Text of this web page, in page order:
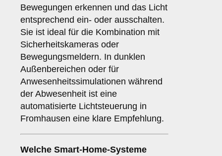
Bewegungen erkennen und das Licht
entsprechend ein- oder ausschalten.
Sie ist ideal für die Kombination mit
Sicherheitskameras oder
Bewegungsmeldern. In dunklen
Außenbereichen oder für
Anwesenheitssimulationen während
der Abwesenheit ist eine
automatisierte Lichtsteuerung in
Fromhausen eine klare Empfehlung.
Welche Smart-Home-Systeme